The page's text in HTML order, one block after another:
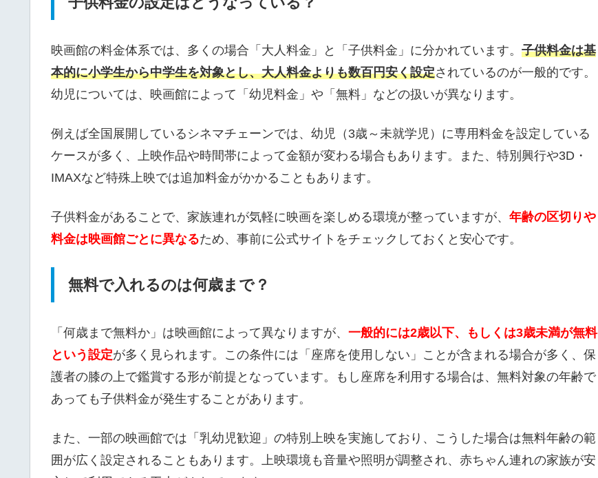
映画館の料金体系では、多くの場合「大人料金」と「子供料金」に分かれています。 子供料金は基
本的に小学生から中学生を対象とし、大人料金よりも数百円安く設定されているのが一般的です。
幼児については、映画館によって「幼児料金」や「無料」などの扱いが異なります。
例えば全国展開しているシネマチェーンでは、幼児（3歳～未就学児）に専用料金を設定している
ケースが多く、上映作品や時間帯によって金額が変わる場合もあります。また、特別興行や3D・
IMAXなど特殊上映では追加料金がかかることもあります。
子供料金があることで、家族連れが気軽に映画を楽しめる環境が整っていますが、 年齢の区切りや
料金は映画館ごとに異なるため、事前に公式サイトをチェックしておくと安心です。
無料で入れるのは何歳まで？
「何歳まで無料か」は映画館によって異なりますが、 一般的には2歳以下、もしくは3歳未満が無料
という設定が多く見られます。この条件には「座席を使用しない」ことが含まれる場合が多く、保
護者の膝の上で鑑賞する形が前提となっています。もし座席を利用する場合は、無料対象の年齢で
あっても子供料金が発生することがあります。
また、一部の映画館では「乳幼児歓迎」の特別上映を実施しており、こうした場合は無料年齢の範
囲が広く設定されることもあります。上映環境も音量や照明が調整され、赤ちゃん連れの家族が安